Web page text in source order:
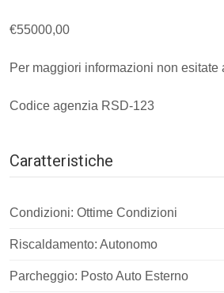
€55000,00
Per maggiori informazioni non esitate
Codice agenzia RSD-123
Caratteristiche
Condizioni: Ottime Condizioni
Riscaldamento: Autonomo
Parcheggio: Posto Auto Esterno